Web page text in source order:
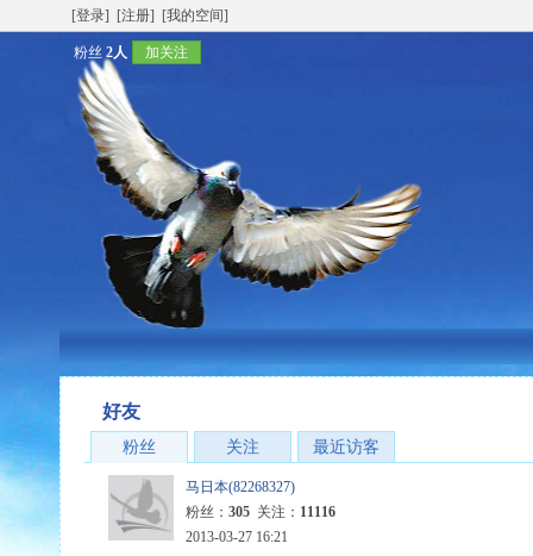
[登录] [注册] [我的空间]
粉丝 2人 加关注
好友
粉丝 关注 最近访客
马日本(82268327)
粉丝： 305 关注： 11116
2013-03-27 16:21